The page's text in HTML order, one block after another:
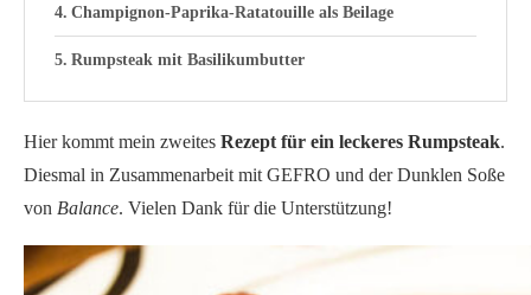
Champignon-Paprika-Ratatouille als Beilage
Rumpsteak mit Basilikumbutter
Hier kommt mein zweites Rezept für ein leckeres Rumpsteak.
Diesmal in Zusammenarbeit mit GEFRO und der Dunklen Soße
von Balance. Vielen Dank für die Unterstützung!